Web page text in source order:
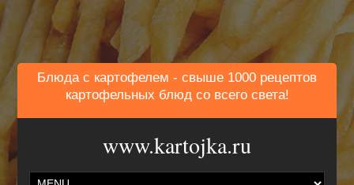
Блюда с картофелем - свыше 1000 рецептов
картофельных блюд со всего света!
www.kartojka.ru